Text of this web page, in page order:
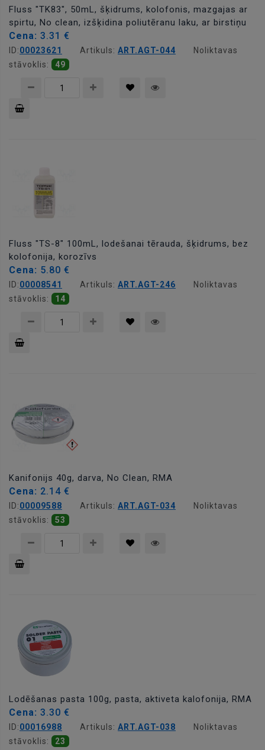
Fluss "TK83", 50mL, šķidrums, kolofonis, mazgajas ar
spirtu, No clean, izšķidina poliutēranu laku, ar birstiņu
Cena: 3.31 €
ID:00023621 Artikuls: ART.AGT-044
Noliktavas
stāvoklis:
49
Fluss "TS-8" 100mL, lodešanai tērauda, šķidrums, bez
kolofonija, korozīvs
Cena: 5.80 €
ID:00008541 Artikuls: ART.AGT-246
Noliktavas
stāvoklis:
14
Kanifonijs 40g, darva, No Clean, RMA
Cena: 2.14 €
ID:00009588 Artikuls: ART.AGT-034
Noliktavas
stāvoklis:
53
Lodēšanas pasta 100g, pasta, aktiveta kalofonija, RMA
Cena: 3.30 €
ID:00016988 Artikuls: ART.AGT-038
Noliktavas
stāvoklis:
23